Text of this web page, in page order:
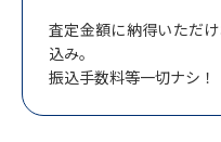
査定金額に納得いただ
込み。
振込手数料等一切ナシ！